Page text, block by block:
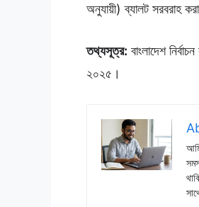
অনুযায়ী) ব্যালট সরবরাহ
তথ্যসূত্র: বাংলাদেশ
২০২৫।